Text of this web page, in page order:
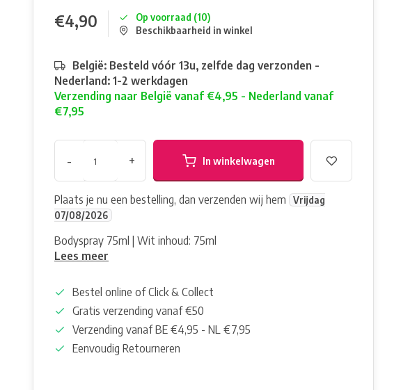
€4,90
Op voorraad (10)
Beschikbaarheid in winkel
België: Besteld vóór 13u, zelfde dag verzonden -
Nederland: 1-2 werkdagen
Verzending naar België vanaf €4,95 - Nederland vanaf
€7,95
- + In winkelwagen
Plaats je nu een bestelling, dan verzenden wij hem
Vrijdag
07/08/2026
Bodyspray 75ml | Wit inhoud: 75ml
Lees meer
Bestel online of Click & Collect
Gratis verzending vanaf €50
Verzending vanaf BE €4,95 - NL €7,95
Eenvoudig Retourneren